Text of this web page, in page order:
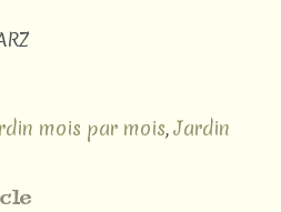
mois par mois,Jardin